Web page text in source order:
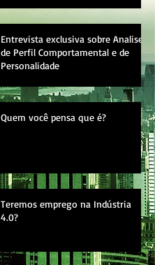
Entrevista exclusiva sobre Analise
de Perfil Comportamental e de
Personalidade
Quem você pensa que é?
Teremos emprego na Indústria
4.0?